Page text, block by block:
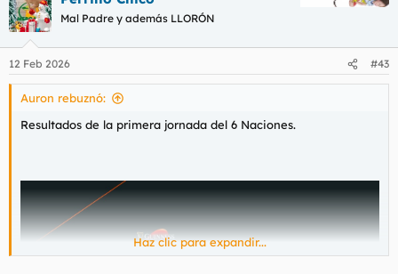
c
i
e
s
Mal Padre y además LLORÓN
12 Feb 2026 #43
Auron rebuznó:
Resultados de la primera jornada del 6 Naciones.
Haz clic para expandir...